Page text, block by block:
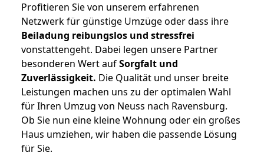
Profitieren Sie von unserem erfahrenen
Netzwerk für günstige Umzüge oder dass ihre
Beiladung reibungslos und stressfrei
vonstattengeht. Dabei legen unsere Partner
besonderen Wert aufSorgfalt und
Zuverlässigkeit. Die Qualität und unser breite
Leistungen machen uns zu der optimalen Wahl
für Ihren Umzug von Neuss nach Ravensburg.
Ob Sie nun eine kleine Wohnung oder ein großes
Haus umziehen, wir haben die passende Lösung
für Sie.